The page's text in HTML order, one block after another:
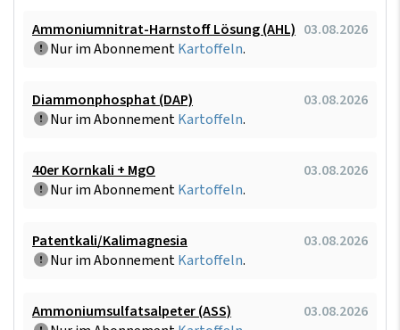
Ammoniumnitrat-Harnstoff Lösung (AHL) 03.08.2026
Nur im AbonnementKartoffeln.
Diammonphosphat (DAP)
03.08.2026
Nur im AbonnementKartoffeln.
40er Kornkali + MgO
03.08.2026
Nur im AbonnementKartoffeln.
Patentkali/Kalimagnesia
03.08.2026
Nur im AbonnementKartoffeln.
Ammoniumsulfatsalpeter (ASS)
03.08.2026